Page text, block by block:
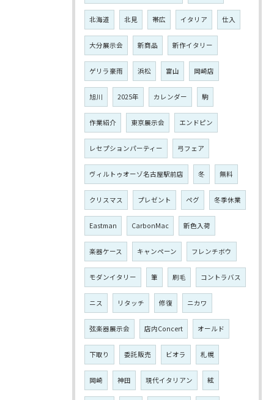
北海道 北見 帯広 イタリア 仕入
大分展示会 新商品 新作イタリー
ゲリラ豪雨 浜松 富山 岡崎店
旭川 2025年 カレンダー 駒
作業紹介 東京展示会 エンドピン
レセプションパーティー 弓フェア
ヴィルトゥオーゾ名古屋駅前店 冬 無料
クリスマス プレゼント ペグ 冬季休業
Eastman CarbonMac 新色入荷
楽器ケース キャンペーン フレンチボウ
モダンイタリー 筆 刷毛 コントラバス
ニス リタッチ 修復 ニカワ
弦楽器展示会 店内Concert オールド
下取り 委託販売 ビオラ 札幌
岡崎 神田 現代イタリアン 絃